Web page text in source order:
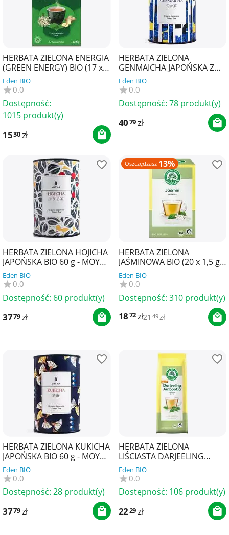
HERBATA ZIELONA ENERGIA
(GREEN ENERGY) BIO (17 x
1,8 g) 30,6 g - YOGI TEA
Eden BIO
0.0
Dostępność:
1015 produkt(y)
1530zł
HERBATA ZIELONA
GENMAICHA JAPOŃSKA Z
PRAŻONYM RYŻEM BIO 60 g
- MOYA MATCHA
Eden BIO
0.0
Dostępność: 78 produkt(y)
4079zł
HERBATA ZIELONA HOJICHA
JAPOŃSKA BIO 60 g - MOYA
MATCHA
Eden BIO
0.0
Dostępność: 60 produkt(y)
3779zł
Oszczędzasz 13%
HERBATA ZIELONA
JAŚMINOWA BIO (20 x 1,5 g)
30 g - LEBENSBAUM
Eden BIO
0.0
Dostępność: 310 produkt(y)
1872 zł2149 zł
HERBATA ZIELONA KUKICHA
JAPOŃSKA BIO 60 g - MOYA
MATCHA
Eden BIO
0.0
Dostępność: 28 produkt(y)
3779zł
HERBATA ZIELONA
LIŚCIASTA DARJEELING
DEMETER BIO 50 g -
LEBENSBAUM
Eden BIO
0.0
Dostępność: 106 produkt(y)
2229zł